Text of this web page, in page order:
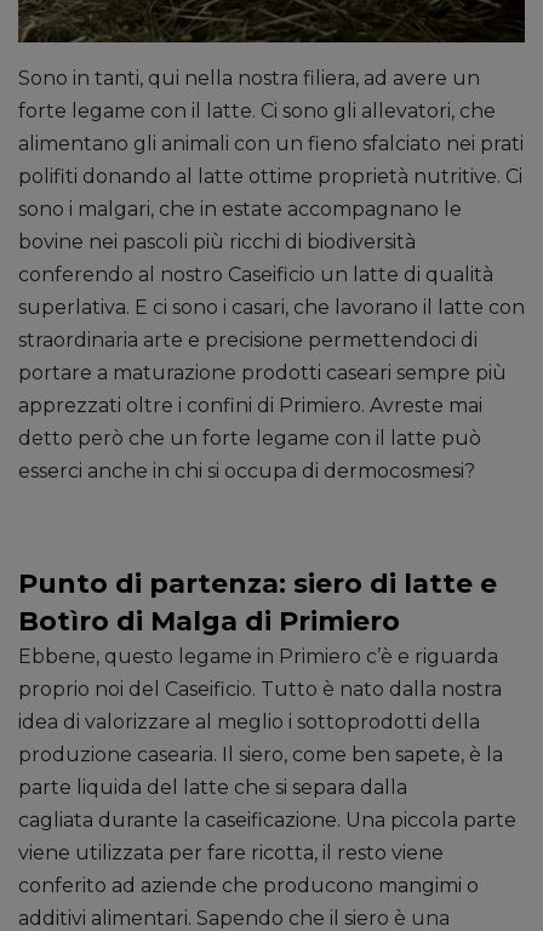
Sono in tanti, qui nella nostra filiera, ad avere un
forte legame con il latte. Ci sono gli allevatori, che
alimentano gli animali con un fieno sfalciato nei prati
polifiti donando al latte ottime proprietà nutritive. Ci
sono i malgari, che in estate accompagnano le
bovine nei pascoli più ricchi di biodiversità
conferendo al nostro Caseificio un latte di qualità
superlativa. E ci sono i casari, che lavorano il latte con
straordinaria arte e precisione permettendoci di
portare a maturazione prodotti caseari sempre più
apprezzati oltre i confini di Primiero. Avreste mai
detto però che un forte legame con il latte può
esserci anche in chi si occupa di dermocosmesi?
Punto di partenza: siero di latte e
Botìro di Malga di Primiero
Ebbene, questo legame in Primiero c’è e riguarda
proprio noi del Caseificio. Tutto è nato dalla nostra
idea di valorizzare al meglio i sottoprodotti della
produzione casearia. Il siero, come ben sapete, è la
parte liquida del latte che si separa dalla
cagliata durante la caseificazione. Una piccola parte
viene utilizzata per fare ricotta, il resto viene
conferito ad aziende che producono mangimi o
additivi alimentari. Sapendo che il siero è una